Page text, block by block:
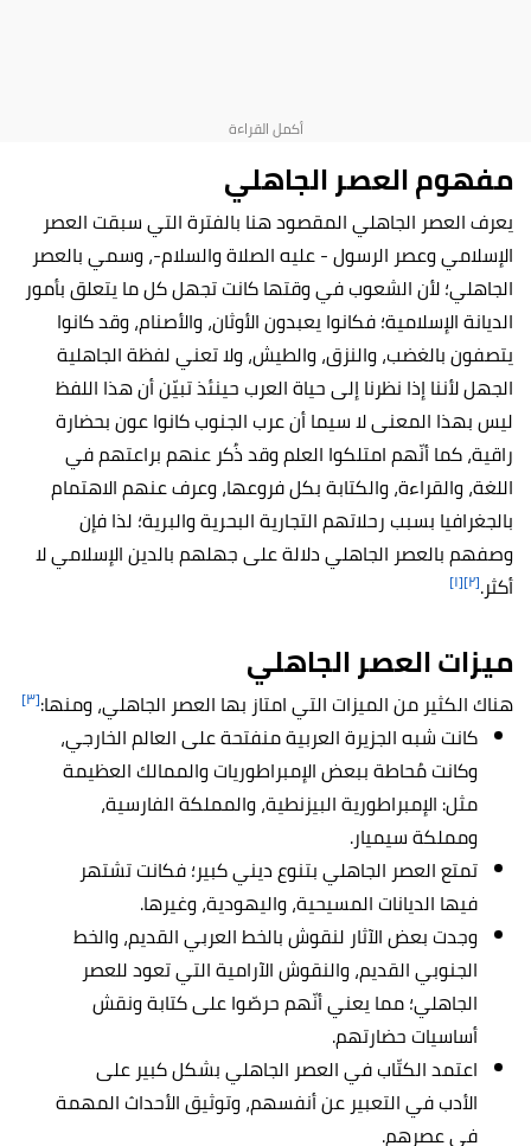
مفهوم العصر الجاهلي
يعرف العصر الجاهلي المقصود هنا بالفترة التي سبقت العصر
الإسلامي وعصر الرسول - عليه الصلاة والسلام-، وسمي بالعصر
الجاهلي؛ لأن الشعوب في وقتها كانت تجهل كل ما يتعلق بأمور
الديانة الإسلامية؛ فكانوا يعبدون الأوثان، والأصنام، وقد كانوا
يتصفون بالغضب، والنزق، والطيش، ولا تعني لفظة الجاهلية
الجهل لأننا إذا نظرنا إلى حياة العرب حينئذ تبيّن أن هذا اللفظ
ليس بهذا المعنى لا سيما أن عرب الجنوب كانوا عون بحضارة
راقية، كما أنّهم امتلكوا العلم وقد ذُكر عنهم براعتهم في
اللغة، والقراءة، والكتابة بكل فروعها، وعرف عنهم الاهتمام
بالجغرافيا بسبب رحلاتهم التجارية البحرية والبرية؛ لذا فإن
وصفهم بالعصر الجاهلي دلالة على جهلهم بالدين الإسلامي لا
أكثر.[٢] [١]
ميزات العصر الجاهلي
هناك الكثير من الميزات التي امتاز بها العصر الجاهلي، ومنها:[٣]
كانت شبه الجزيرة العربية منفتحة على العالم الخارجي،
وكانت مُحاطة ببعض الإمبراطوريات والممالك العظيمة
مثل: الإمبراطورية البيزنطية، والمملكة الفارسية،
ومملكة سيميار.
تمتع العصر الجاهلي بتنوع ديني كبير؛ فكانت تشتهر
فيها الديانات المسيحية، واليهودية، وغيرها.
وجدت بعض الآثار لنقوش بالخط العربي القديم، والخط
الجنوبي القديم، والنقوش الآرامية التي تعود للعصر
الجاهلي؛ مما يعني أنّهم حرصّوا على كتابة ونقش
أساسيات حضارتهم.
اعتمد الكتّاب في العصر الجاهلي بشكل كبير على
الأدب في التعبير عن أنفسهم، وتوثيق الأحداث المهمة
في عصرهم.